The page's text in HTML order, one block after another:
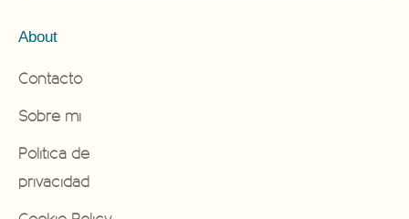
l
About
Contacto
Sobre mi
Politica de
privacidad